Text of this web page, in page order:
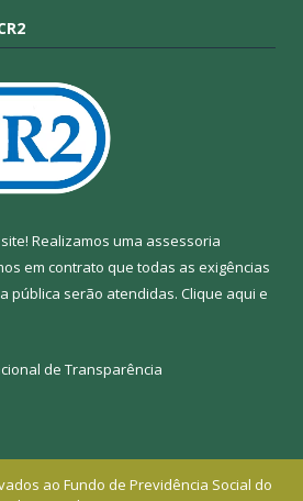
Realizamos uma assessoria
em contrato que todas as exigências
pública serão atendidas. Clique aqui e
de Transparência
ao Fundo de Previdência Social do